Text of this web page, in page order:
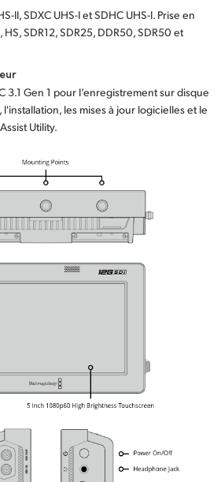
II, SDXC UHS-I et SDHC UHS-I. Prise en
SDR12, SDR25, DDR50, SDR50 et
3.1 Gen 1 pour l’enregistrement sur disque
les mises à jour logicielles et le
Utility.